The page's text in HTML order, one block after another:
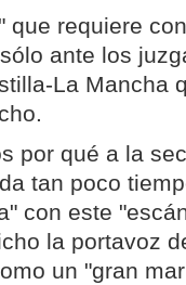
que requiere
ante los
La Mancha
por qué a la
tan poco
con este
la portavoz
un "gran